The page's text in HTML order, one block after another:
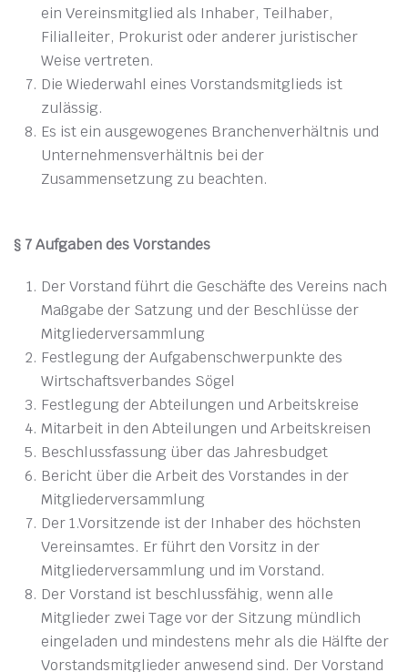
ein Vereinsmitglied als Inhaber, Teilhaber,
Filialleiter, Prokurist oder anderer juristischer
Weise vertreten.
Die Wiederwahl eines Vorstandsmitglieds ist
zulässig.
Es ist ein ausgewogenes Branchenverhältnis und
Unternehmensverhältnis bei der
Zusammensetzung zu beachten.
§ 7 Aufgaben des Vorstandes
Der Vorstand führt die Geschäfte des Vereins nach
Maßgabe der Satzung und der Beschlüsse der
Mitgliederversammlung
Festlegung der Aufgabenschwerpunkte des
Wirtschaftsverbandes Sögel
Festlegung der Abteilungen und Arbeitskreise
Mitarbeit in den Abteilungen und Arbeitskreisen
Beschlussfassung über das Jahresbudget
Bericht über die Arbeit des Vorstandes in der
Mitgliederversammlung
Der 1.Vorsitzende ist der Inhaber des höchsten
Vereinsamtes. Er führt den Vorsitz in der
Mitgliederversammlung und im Vorstand.
Der Vorstand ist beschlussfähig, wenn alle
Mitglieder zwei Tage vor der Sitzung mündlich
eingeladen und mindestens mehr als die Hälfte der
Vorstandsmitglieder anwesend sind. Der Vorstand